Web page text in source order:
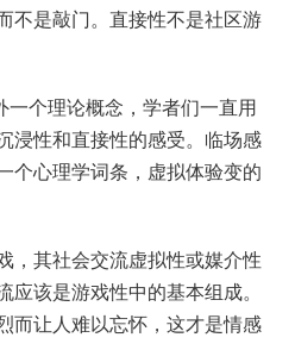
不是敲门。直接性不是社区游
一个理论概念，学者们一直用
浸性和直接性的感受。临场感
个心理学词条，虚拟体验变的
，其社会交流虚拟性或媒介性
该是游戏性中的基本组成。
而让人难以忘怀，这才是情感